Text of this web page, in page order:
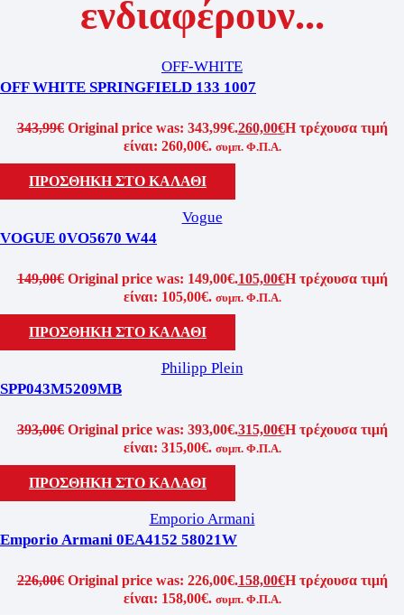
ενδιαφέρουν...
OFF-WHITE
OFF WHITE SPRINGFIELD 133 1007
343,99€ Original price was: 343,99€.260,00€Η τρέχουσα τιμή
είναι: 260,00€. συμπ. Φ.Π.Α.
ΠΡΟΣΘΗΚΗ ΣΤΟ ΚΑΛΑΘΙ
Vogue
VOGUE 0VO5670 W44
149,00€ Original price was: 149,00€.105,00€Η τρέχουσα τιμή
είναι: 105,00€. συμπ. Φ.Π.Α.
ΠΡΟΣΘΗΚΗ ΣΤΟ ΚΑΛΑΘΙ
Philipp Plein
SPP043M5209MB
393,00€ Original price was: 393,00€.315,00€Η τρέχουσα τιμή
είναι: 315,00€. συμπ. Φ.Π.Α.
ΠΡΟΣΘΗΚΗ ΣΤΟ ΚΑΛΑΘΙ
Emporio Armani
Emporio Armani 0EA4152 58021W
226,00€ Original price was: 226,00€.158,00€Η τρέχουσα τιμή
είναι: 158,00€. συμπ. Φ.Π.Α.